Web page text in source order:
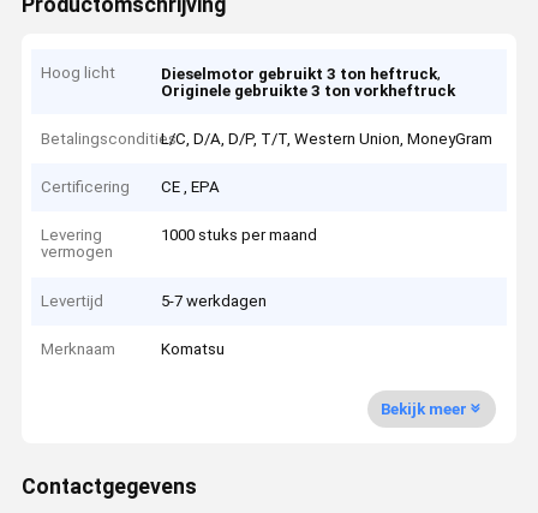
Hoog licht Dieselmotor gebruikt 3 ton heftruck,
Originele gebruikte 3 ton vorkheftruck
BetalingsconditiesL/C, D/A, D/P, T/T, Western Union, MoneyGram
Certificering CE , EPA
Levering
vermogen
1000 stuks per maand
Levertijd 5-7 werkdagen
Merknaam Komatsu
Bekijk meer
Contactgegevens